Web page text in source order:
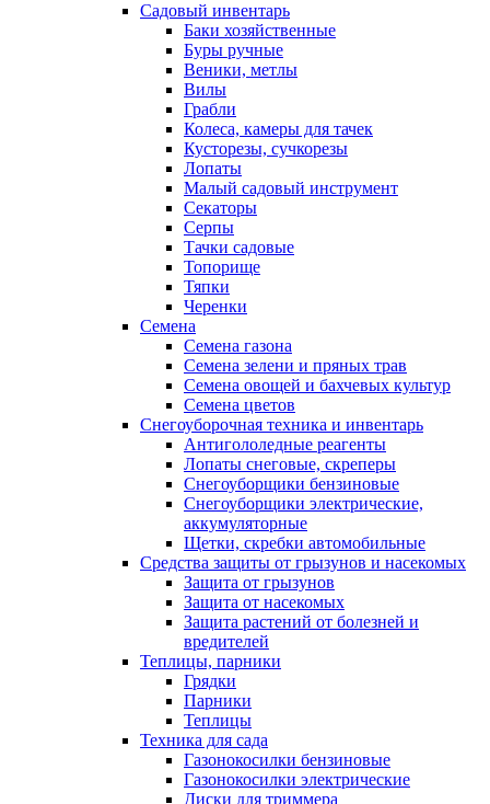
Садовый инвентарь
Баки хозяйственные
Буры ручные
Веники, метлы
Вилы
Грабли
Колеса, камеры для тачек
Кусторезы, сучкорезы
Лопаты
Малый садовый инструмент
Секаторы
Серпы
Тачки садовые
Топорище
Тяпки
Черенки
Семена
Семена газона
Семена зелени и пряных трав
Семена овощей и бахчевых культур
Семена цветов
Снегоуборочная техника и инвентарь
Антигололедные реагенты
Лопаты снеговые, скреперы
Снегоуборщики бензиновые
Снегоуборщики электрические,
аккумуляторные
Щетки, скребки автомобильные
Средства защиты от грызунов и насекомых
Защита от грызунов
Защита от насекомых
Защита растений от болезней и
вредителей
Теплицы, парники
Грядки
Парники
Теплицы
Техника для сада
Газонокосилки бензиновые
Газонокосилки электрические
Диски для триммера